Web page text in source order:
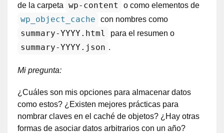
de la carpeta
wp-content o como elementos de
wp_object_cache con nombres como
summary-YYYY.html para el resumen o
summary-YYYY.json .
Mi pregunta:
¿Cuáles son mis opciones para almacenar datos
como estos? ¿Existen mejores prácticas para
nombrar claves en el caché de objetos? ¿Hay otras
formas de asociar datos arbitrarios con un año?